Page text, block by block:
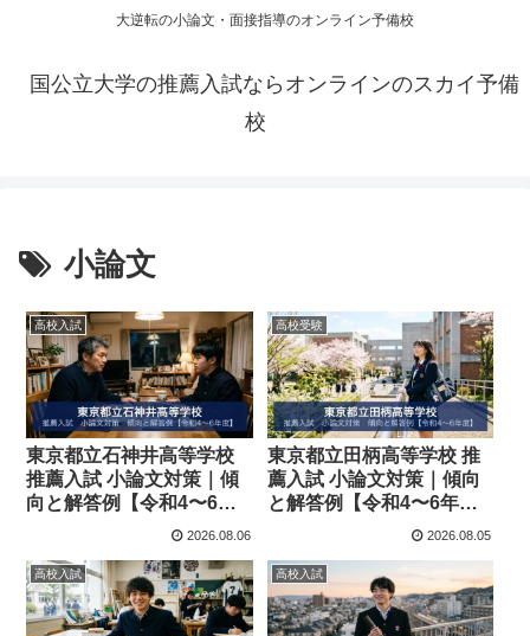
大逆転の小論文・面接指導のオンライン予備校
国公立大学の推薦入試ならオンラインのスカイ予備
校
小論文
高校入試
東京都立石神井高等学校
推薦入試 小論文対策｜傾
向と解答例【令和4〜6年
2026.08.06
高校受験
東京都立田柄高等学校 推
薦入試 小論文対策｜傾向
と解答例【令和4〜6年
2026.08.05
高校入試 高校入試